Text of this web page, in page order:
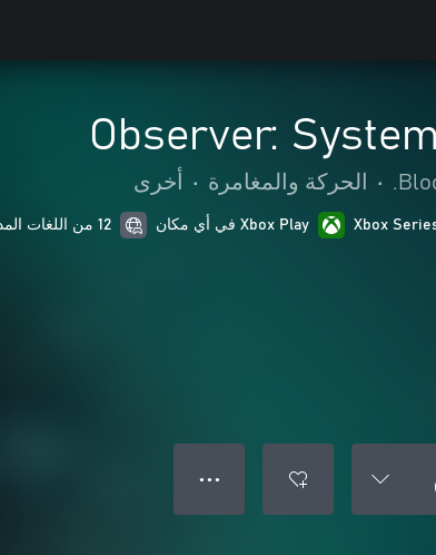
Observer:
• الحركة والمغامرة • أخرى
Xbox Play في أي مكان 12 من اللغات المدعمة
● ● ●